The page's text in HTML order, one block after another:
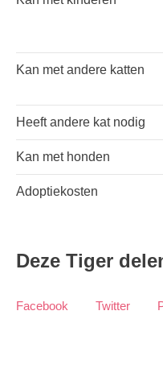
Kan met andere katten
Heeft andere kat nodig
Kan met honden
Adoptiekosten
Deze Tiger
Facebook Twitter